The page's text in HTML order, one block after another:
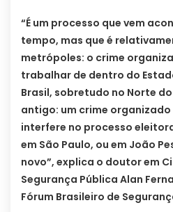
“É um processo que vem
tempo, mas que é
metrópoles: o crime
trabalhar de dentro do
Brasil, sobretudo no Norte
antigo: um crime
interfere no processo
em São Paulo, ou em João
novo”, explica o doutor em
Segurança Pública Alan
Fórum Brasileiro de